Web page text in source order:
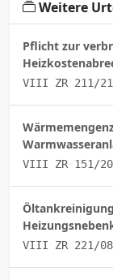
Weitere
Pflicht zur
VIII ZR 211/21
VIII ZR 151/20
VIII ZR 221/08